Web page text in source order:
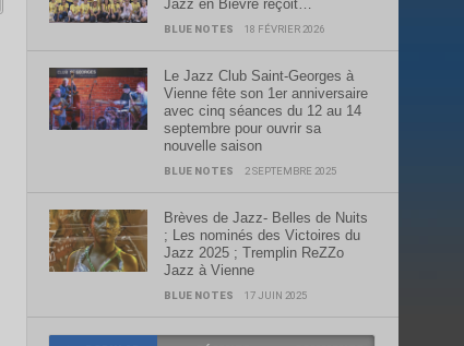
Jazz en Bièvre reçoit…
BLUE NOTES 18 FÉVRIER 2026
Le Jazz Club Saint-Georges à
Vienne fête son 1er anniversaire
avec cinq séances du 12 au 14
septembre pour ouvrir sa
nouvelle saison
BLUE NOTES 2 SEPTEMBRE 2025
Brèves de Jazz- Belles de Nuits
; Les nominés des Victoires du
Jazz 2025 ; Tremplin ReZZo
Jazz à Vienne
BLUE NOTES 17 JUIN 2025